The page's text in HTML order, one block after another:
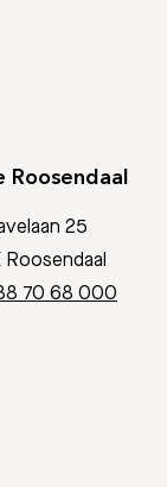
Roosendaal
25
Roosendaal
70 68 000